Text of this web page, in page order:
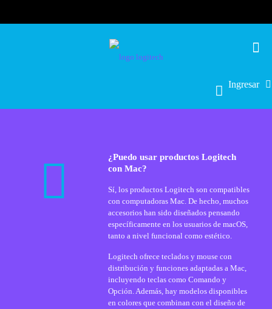
Ingresar
¿Puedo usar productos Logitech
con Mac?
Sí, los productos Logitech son compatibles
con computadoras Mac. De hecho, muchos
accesorios han sido diseñados pensando
específicamente en los usuarios de macOS,
tanto a nivel funcional como estético.
Logitech ofrece teclados y mouse con
distribución y funciones adaptadas a Mac,
incluyendo teclas como Comando y
Opción. Además, hay modelos disponibles
en colores que combinan con el diseño de